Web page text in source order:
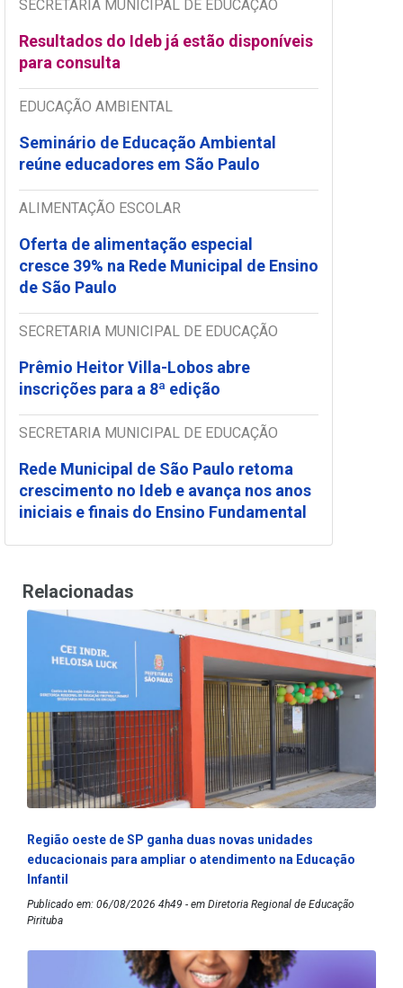
SECRETARIA MUNICIPAL DE EDUCAÇÃO
Resultados do Ideb já estão disponíveis
para consulta
EDUCAÇÃO AMBIENTAL
Seminário de Educação Ambiental
reúne educadores em São Paulo
ALIMENTAÇÃO ESCOLAR
Oferta de alimentação especial
cresce 39% na Rede Municipal de Ensino
de São Paulo
SECRETARIA MUNICIPAL DE EDUCAÇÃO
Prêmio Heitor Villa-Lobos abre
inscrições para a 8ª edição
SECRETARIA MUNICIPAL DE EDUCAÇÃO
Rede Municipal de São Paulo retoma
crescimento no Ideb e avança nos anos
iniciais e finais do Ensino Fundamental
Relacionadas
Região oeste de SP ganha duas novas unidades
educacionais para ampliar o atendimento na Educação
Infantil
Publicado em: 06/08/2026 4h49 - em Diretoria Regional de Educação
Pirituba